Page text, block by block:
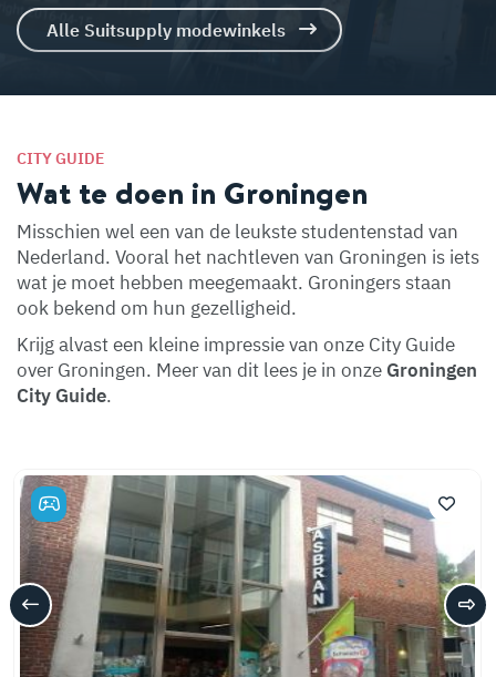
Alle Suitsupply modewinkels
CITY GUIDE
Wat te doen in Groningen
Misschien wel een van de leukste studentenstad van
Nederland. Vooral het nachtleven van Groningen is iets
wat je moet hebben meegemaakt. Groningers staan
ook bekend om hun gezelligheid.
Krijg alvast een kleine impressie van onze City Guide
over Groningen. Meer van dit lees je in onze Groningen
City Guide.